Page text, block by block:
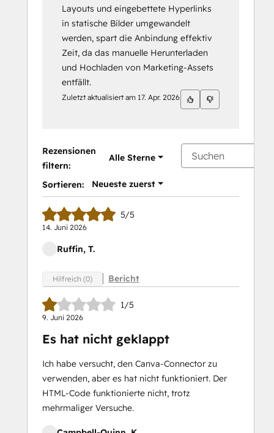
Layouts und eingebettete Hyperlinks
in statische Bilder umgewandelt
werden, spart die Anbindung effektiv
Zeit, da das manuelle Herunterladen
und Hochladen von Marketing-Assets
entfällt.
Zuletzt aktualisiert am 17. Apr. 2026
Rezensionen
filtern:
Alle Sterne
Sortieren: Neueste zuerst
5/5
14. Juni 2026
Ruffin, T.
Hilfreich (0) Bericht
1/5
9. Juni 2026
Es hat nicht geklappt
Ich habe versucht, den Canva-Connector zu
verwenden, aber es hat nicht funktioniert. Der
HTML-Code funktionierte nicht, trotz
mehrmaliger Versuche.